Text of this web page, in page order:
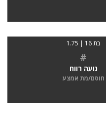
בת 16 | 1.75
#
נועה רווח
חוסם/מת אמצע